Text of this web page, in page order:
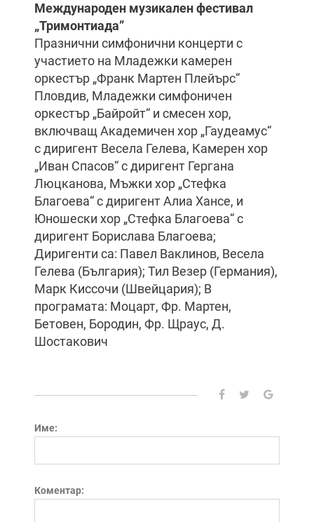
Международен музикален фестивал
„Тримонтиада”
Празнични симфонични концерти с
участието на Младежки камерен
оркестър „Франк Мартен Плейърс“
Пловдив, Младежки симфоничен
оркестър „Байройт“ и смесен хор,
включващ Академичен хор „Гаудеамус“
с диригент Весела Гелева, Камерен хор
„Иван Спасов“ с диригент Гергана
Люцканова, Мъжки хор „Стефка
Благоева“ с диригент Алиа Хансе, и
Юношески хор „Стефка Благоева“ с
диригент Борислава Благоева;
Диригенти са: Павел Ваклинов, Весела
Гелева (България); Тил Везер (Германия),
Марк Киссочи (Швейцария); В
програмата: Моцарт, Фр. Мартен,
Бетовен, Бородин, Фр. Щраус, Д.
Шостакович
Име:
Коментар: